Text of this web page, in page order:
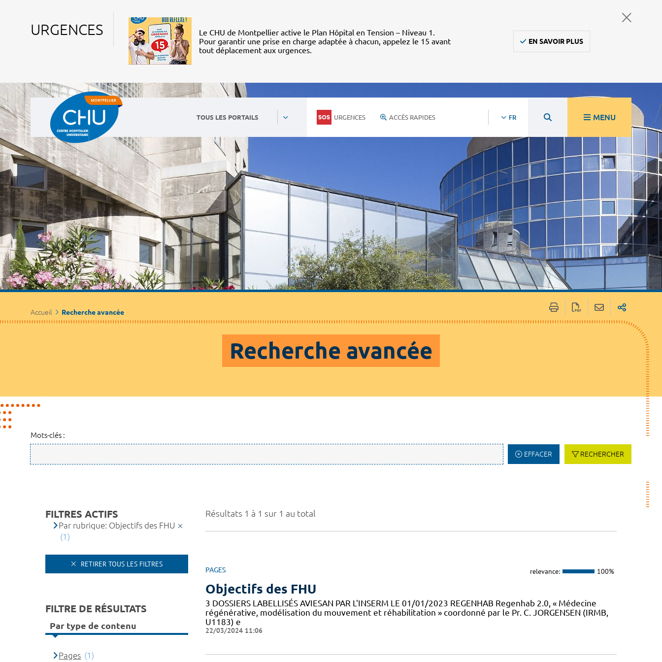
URGENCES
Le CHU de Montpellier active le Plan Hôpital en Tension – Niveau 1.
Pour garantir une prise en charge adaptée à chacun, appelez le 15 avant
tout déplacement aux urgences.
EN SAVOIR PLUS
TOUS LES PORTAILS URGENCES ACCÈS RAPIDES FR MENU
Accueil Recherche avancée
Recherche avancée
Mots-clés :
EFFACER RECHERCHER
Résultats 1 à 1 sur 1 au total
PAGES relevance: 100%
Objectifs des FHU
3 DOSSIERS LABELLISÉS AVIESAN PAR L'INSERM LE 01/01/2023 REGENHAB Regenhab 2.0, « Médecine
régénérative, modélisation du mouvement et réhabilitation » coordonné par le Pr. C. JORGENSEN (IRMB,
U1183) e
22/03/2024 11:06
FILTRES ACTIFS
Par rubrique: Objectifs des FHU
(1)
RETIRER TOUS LES FILTRES
FILTRE DE RÉSULTATS
Par type de contenu
Pages (1)